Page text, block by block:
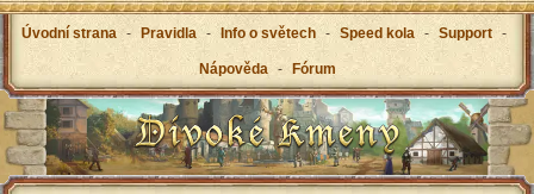
Úvodní strana - Pravidla - Info o světech - Speed kola - Support -
Nápověda - Fórum